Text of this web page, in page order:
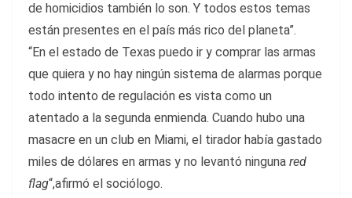
de homicidios también lo son. Y todos estos temas
están presentes en el país más rico del planeta”.
“En el estado de Texas puedo ir y comprar las armas
que quiera y no hay ningún sistema de alarmas porque
todo intento de regulación es vista como un
atentado a la segunda enmienda. Cuando hubo una
masacre en un club en Miami, el tirador había gastado
miles de dólares en armas y no levantó ninguna red
flag“,afirmó el sociólogo.